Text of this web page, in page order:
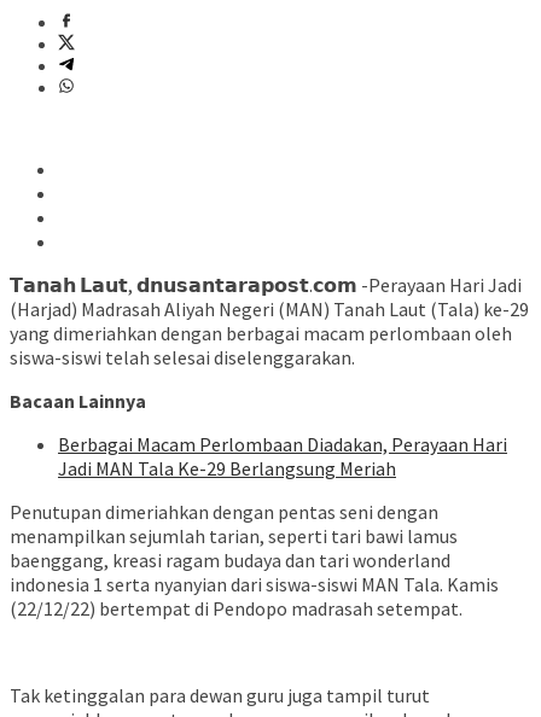
𝗧𝗮𝗻𝗮𝗵 𝗟𝗮𝘂𝘁, 𝗱𝗻𝘂𝘀𝗮𝗻𝘁𝗮𝗿𝗮𝗽𝗼𝘀𝘁.𝗰𝗼𝗺 -Perayaan Hari Jadi
(Harjad) Madrasah Aliyah Negeri (MAN) Tanah Laut (Tala) ke-29
yang dimeriahkan dengan berbagai macam perlombaan oleh
siswa-siswi telah selesai diselenggarakan.
Bacaan Lainnya
Berbagai Macam Perlombaan Diadakan, Perayaan Hari
Jadi MAN Tala Ke-29 Berlangsung Meriah
Penutupan dimeriahkan dengan pentas seni dengan
menampilkan sejumlah tarian, seperti tari bawi lamus
baenggang, kreasi ragam budaya dan tari wonderland
indonesia 1 serta nyanyian dari siswa-siswi MAN Tala. Kamis
(22/12/22) bertempat di Pendopo madrasah setempat.
Tak ketinggalan para dewan guru juga tampil turut